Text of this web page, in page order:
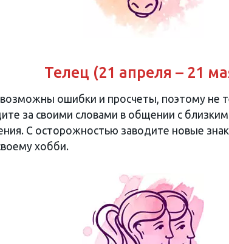
Телец (21 апреля – 21
ошибки и просчеты, поэтому не
за своими словами в общении с
С осторожностью заводите новые
хобби.